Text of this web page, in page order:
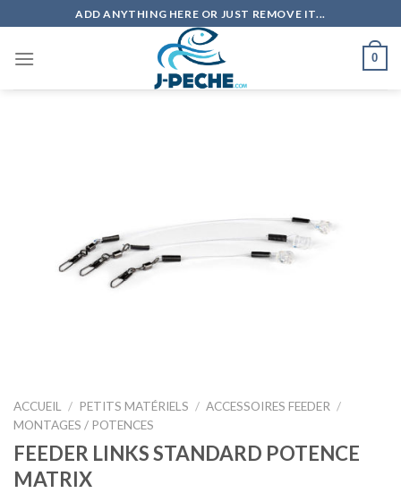
to
content
ADD ANYTHING HERE OR JUST REMOVE IT...
0
ACCUEIL / PETITS MATÉRIELS / ACCESSOIRES FEEDER /
MONTAGES / POTENCES
FEEDER LINKS STANDARD POTENCE
MATRIX